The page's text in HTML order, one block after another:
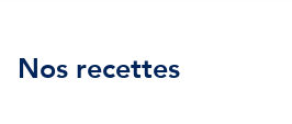
Nos recettes